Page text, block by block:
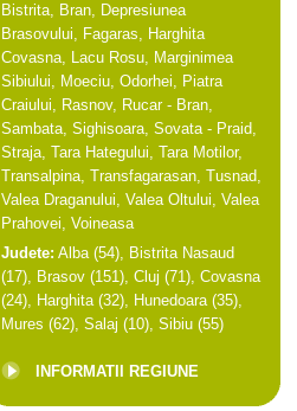
Bistrita, Bran, Depresiunea
Brasovului, Fagaras, Harghita
Covasna, Lacu Rosu, Marginimea
Sibiului, Moeciu, Odorhei, Piatra
Craiului, Rasnov, Rucar - Bran,
Sambata, Sighisoara, Sovata - Praid,
Straja, Tara Hategului, Tara Motilor,
Transalpina, Transfagarasan, Tusnad,
Valea Draganului, Valea Oltului, Valea
Prahovei, Voineasa
Judete: Alba(54), Bistrita Nasaud
(17), Brasov (151), Cluj (71), Covasna
(24), Harghita(32), Hunedoara(35),
Mures (62), Salaj (10), Sibiu (55)
INFORMATII REGIUNE